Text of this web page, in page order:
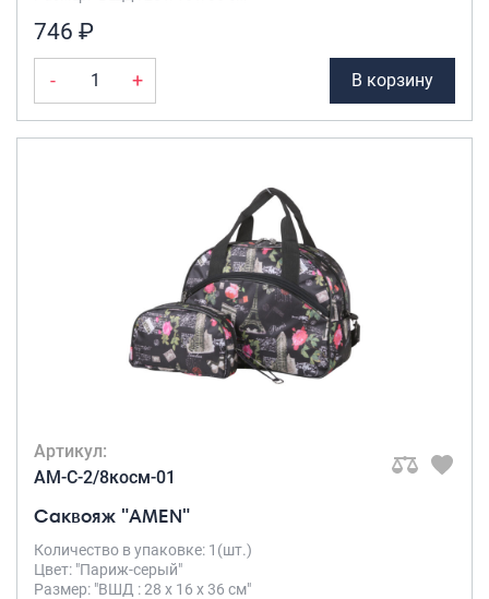
746 ₽
- + В корзину
Артикул:
AM-C-2/8косм-01
Саквояж "AMEN"
Количество в упаковке: 1(шт.)
Цвет: "Париж-серый"
Размер: "ВШД : 28 х 16 х 36 см"